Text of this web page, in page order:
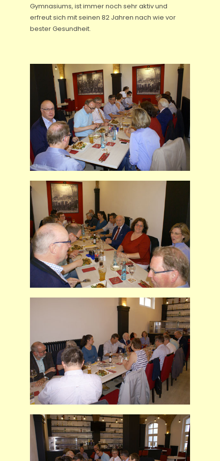
Gymnasiums, ist immer noch sehr aktiv und
erfreut sich mit seinen 82 Jahren nach wie vor
bester Gesundheit.